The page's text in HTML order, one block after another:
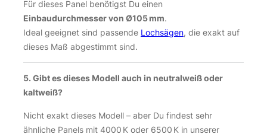
Für dieses Panel benötigst Du einen
Einbaudurchmesser von Ø105 mm.
Ideal geeignet sind passende Lochsägen, die exakt auf
dieses Maß abgestimmt sind.
5. Gibt es dieses Modell auch in neutralweiß oder
kaltweiß?
Nicht exakt dieses Modell – aber Du findest sehr
ähnliche Panels mit 4000 K oder 6500 K in unserer